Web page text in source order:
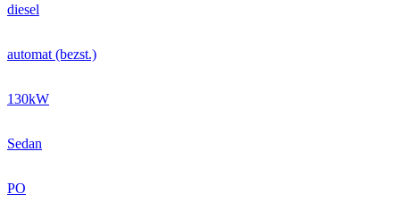
diesel
automat (bezst.)
130kW
Sedan
PO